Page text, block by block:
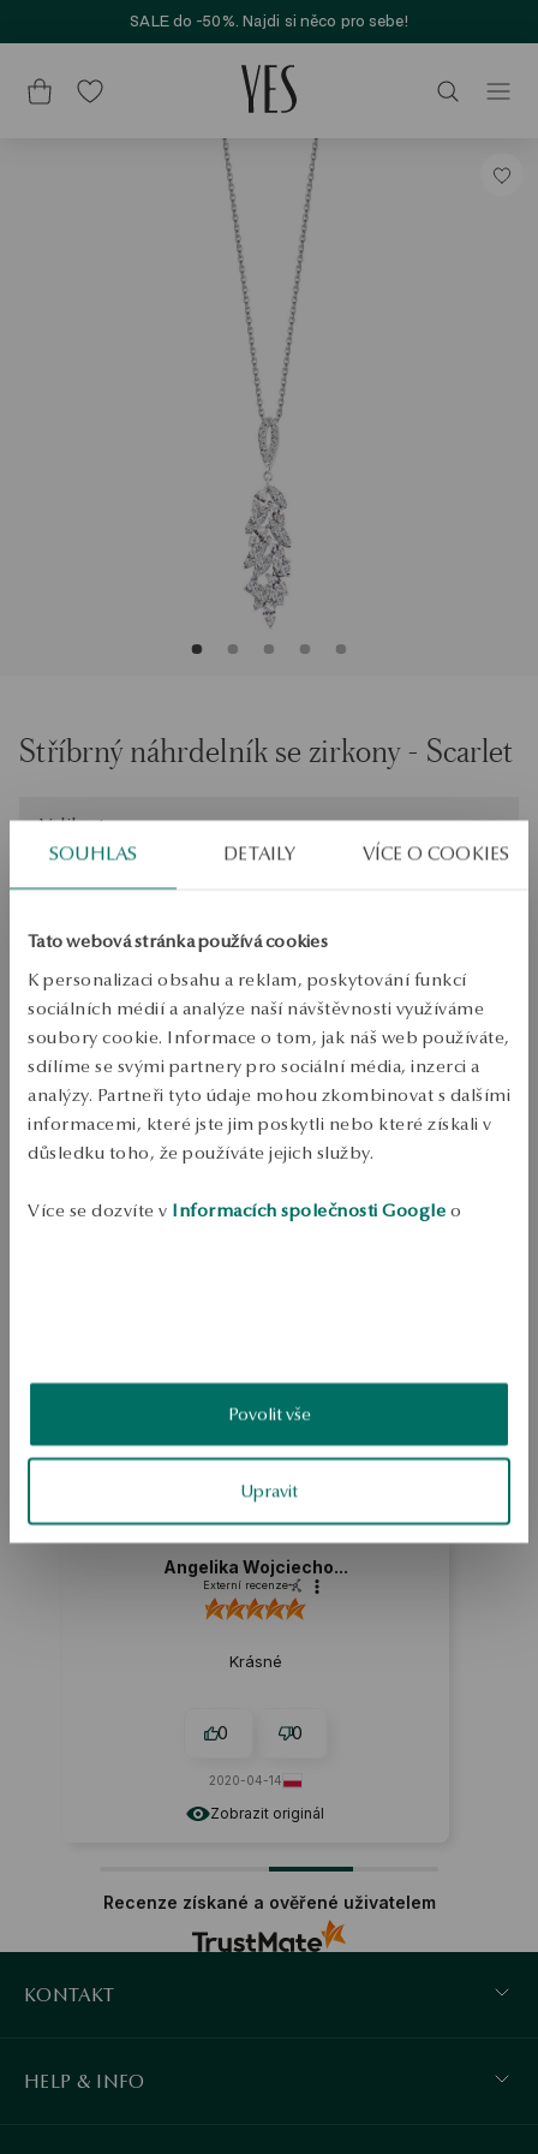
SOUHLAS DETAILY VÍCE O COOKIES
Tato webová stránka používá cookies
K personalizaci obsahu a reklam, poskytování funkcí
sociálních médií a analýze naší návštěvnosti využíváme
soubory cookie. Informace o tom, jak náš web používáte,
sdílíme se svými partnery pro sociální média, inzerci a
analýzy. Partneři tyto údaje mohou zkombinovat s dalšími
informacemi, které jste jim poskytli nebo které získali v
důsledku toho, že používáte jejich služby.
Více se dozvíte v Informacích společnosti Google o
Povolit vše
Upravit
SALE do -50%. Najdi si něco pro sebe!
Stříbrný náhrdelník se zirkony - Scarlet
Velikost
47
PŘIDAT DO KOŠÍKU
Ověřte si dostupnost na prodejně
Odeslání:
Doprava zdarma od 1700 Kč
Bezplatné vrácení až do 100 dnů v YES Clubu
PODROBNOSTI
Šperky z 0,925 mincovního stříbra. Náhrdelník zdobený kamínky.
Délka 47 cm. Průměrná hmotnost 3,46 g.
5.0
Založeno na
4hodnocení
Zobrazit originál
Angelika Wojciecho...
Externí recenze
Krásné
0 0
2020-04-14
Recenze získané a ověřené uživatelem
KONTAKT
HELP & INFO